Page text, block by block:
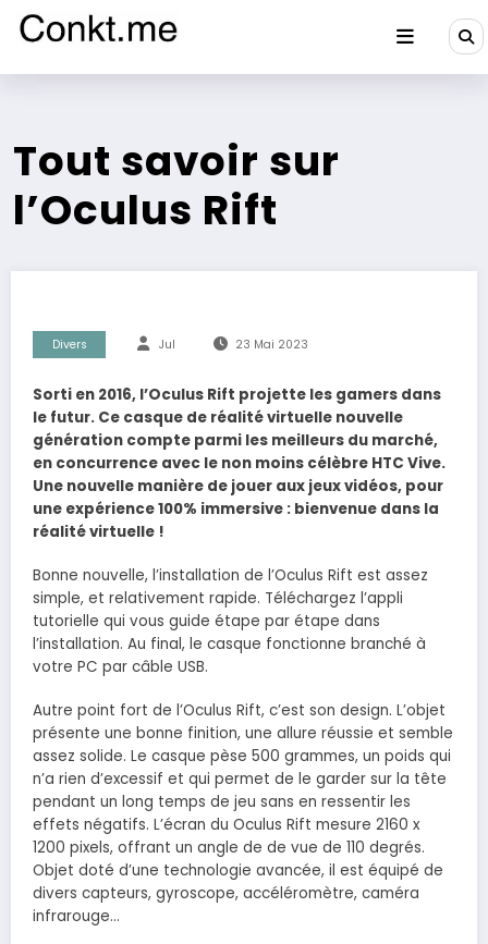
Conkt.me
Tout savoir sur
l’Oculus Rift
Divers Jul 23 Mai 2023
Sorti en 2016, l’Oculus Rift projette les gamers dans
le futur. Ce casque de réalité virtuelle nouvelle
génération compte parmi les meilleurs du marché,
en concurrence avec le non moins célèbre HTC Vive.
Une nouvelle manière de jouer aux jeux vidéos, pour
une expérience 100% immersive : bienvenue dans la
réalité virtuelle !
Bonne nouvelle, l’installation de l’Oculus Rift est assez
simple, et relativement rapide. Téléchargez l’appli
tutorielle qui vous guide étape par étape dans
l’installation. Au final, le casque fonctionne branché à
votre PC par câble USB.
Autre point fort de l’Oculus Rift, c’est son design. L’objet
présente une bonne finition, une allure réussie et semble
assez solide. Le casque pèse 500 grammes, un poids qui
n’a rien d’excessif et qui permet de le garder sur la tête
pendant un long temps de jeu sans en ressentir les
effets négatifs. L’écran du Oculus Rift mesure 2160 x
1200 pixels, offrant un angle de de vue de 110 degrés.
Objet doté d’une technologie avancée, il est équipé de
divers capteurs, gyroscope, accéléromètre, caméra
infrarouge…